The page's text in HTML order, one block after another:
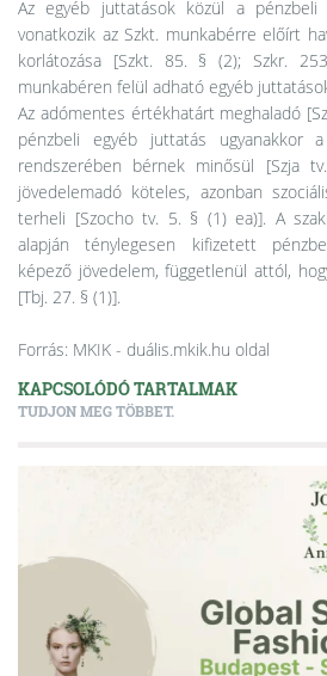
Az egyéb juttatások közül a pénzbeli
vonatkozik az Szkt. munkabérre előírt
korlátozása [Szkt. 85. § (2); Szkr.
munkabéren felül adható egyéb
Az adómentes értékhatárt meghaladó
pénzbeli egyéb juttatás ugyanakkor
rendszerében bérnek minősül [Szja
jövedelemadó köteles, azonban
terheli [Szocho tv. 5. § (1) ea)]. A
alapján ténylegesen kifizetett
képező jövedelem, függetlenül attól,
[Tbj. 27. § (1)].
Forrás: MKIK - duális.mkik.hu oldal
KAPCSOLÓDÓ TARTALMAK
TUDJON MEG TÖBBET.